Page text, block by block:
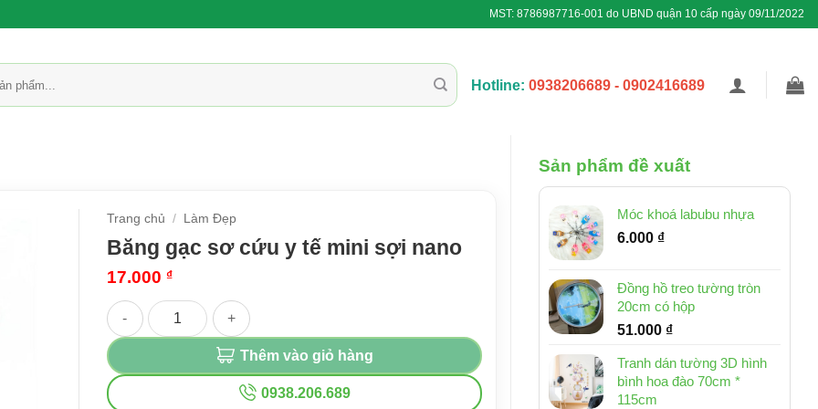
MST: 8786987716-001 do UBND quận 10 cấp ngày 09/11/2022
Hotline: 0938206689 - 0902416689
Sản phẩm đề xuất
Móc khoá labubu nhựa
6.000 ₫
Đồng hồ treo tường tròn
20cm có hộp
51.000 ₫
Tranh dán tường 3D hình
bình hoa đào 70cm *
115cm
Trang chủ / Làm Đẹp
Băng gạc sơ cứu y tế mini sợi nano
17.000 ₫
Băng gạc sơ cứu y tế mini sợi nano số lượng
Thêm vào giỏ hàng
0938.206.689